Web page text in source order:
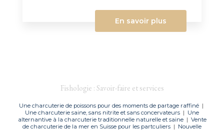
En savoir plus
Fishologie : Savoir-faire et services
Une charcuterie de poissons pour des moments de partage raffiné |
Une charcuterie saine, sans nitrite et sans concervateurs | Une
alternantive à la charcuterie traditionnelle naturelle et saine| Vente
de charcuterie de la mer en Suisse pour les partculiers | Nouvelle